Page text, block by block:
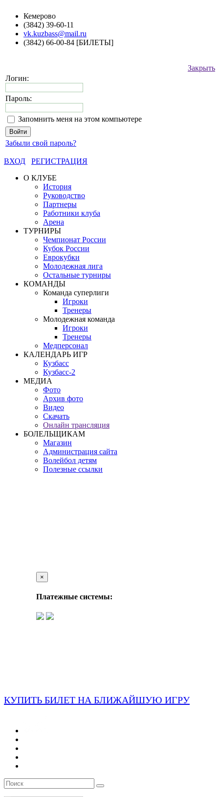
Кемерово
(3842) 39-60-11
vk.kuzbass@mail.ru
(3842) 66-00-84 [БИЛЕТЫ]
Закрыть
Логин:
Пароль:
Запомнить меня на этом компьютере
Забыли свой пароль?
ВХОД
РЕГИСТРАЦИЯ
О КЛУБЕ
История
Руководство
Партнеры
Работники клуба
Арена
ТУРНИРЫ
Чемпионат России
Кубок России
Еврокубки
Молодежная лига
Остальные турниры
КОМАНДЫ
Команда суперлиги
Игроки
Тренеры
Молодежная команда
Игроки
Тренеры
Медперсонал
КАЛЕНДАРЬ ИГР
Кузбасс
Кузбасс-2
МЕДИА
Фото
Архив фото
Видео
Скачать
Онлайн трансляция
БОЛЕЛЬЩИКАМ
Магазин
Администрация сайта
Волейбол детям
Полезные ссылки
×
Платежные системы:
КУПИТЬ БИЛЕТ НА БЛИЖАЙШУЮ ИГРУ